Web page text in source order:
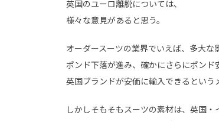
英国のユーロ離脱については、
様々な意見があると思う。
オーダースーツの業界でいえば、多大な
ポンド下落が進み、確かにさらにポンド
英国ブランドが安価に輸入できるという
しかしそもそもスーツの素材は、英国・